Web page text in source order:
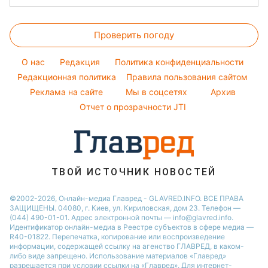
Новости Полтавы
Новости Сум
Новости Черкассы
Настя Каменских
Виталий Козловский
София Ротару
Ольга Сумская
Филипп Киркоров
Праздничное меню
Народные приметы
Все о шоу-бизнесе
Магнитные бури
Погода на сегодня
Погода на завтра
Пылевая буря
Стирка
Авто
Комнатные растения
Проверить погоду
O нас Редакция
Политика конфиденциальности
Редакционная политика
Правила пользования сайтом
Реклама на сайте
Мы в соцсетях
Архив
Отчет о прозрачности JTI
ТВОЙ ИСТОЧНИК НОВОСТЕЙ
©2002-2026, Онлайн-медиа Главред - GLAVRED.INFO. ВСЕ ПРАВА
ЗАЩИЩЕНЫ. 04080, г. Киев, ул. Кириловская, дом 23. Телефон —
(044) 490-01-01. Адрес электронной почты — info@glavred.info.
Идентификатор онлайн-медиа в Реестре cубъектов в сфере медиа —
R40-01822. Перепечатка, копирование или воспроизведение
информации, содержащей ссылку на агенство ГЛАВРЕД, в каком-
либо виде запрещено. Использование материалов «Главред»
разрешается при условии ссылки на «Главред». Для интернет-